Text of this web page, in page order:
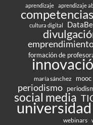
aprendizaje aprendizaje
cultura digital
formación de
maría sánchez
mooc
periodismo
social media
universidad
webinars